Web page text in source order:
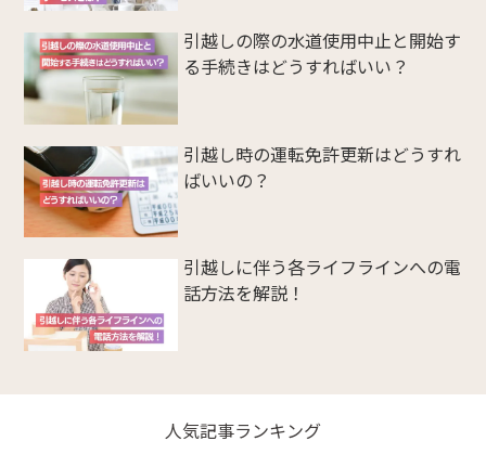
引越しの際の水道使用中止と開始す
る手続きはどうすればいい？
引越し時の運転免許更新はどうすれ
ばいいの？
引越しに伴う各ライフラインへの電
話方法を解説！
人気記事ランキング